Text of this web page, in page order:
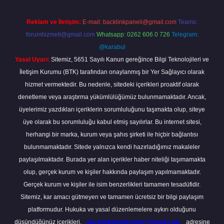
Reklam ve İletişim: E-mail: backlinkpaneli@gmail.com Teams:
forumhizmeti@gmail.com Whatsapp: 0262 606 0 726 Telegram:
@karabul
Yasal Uyarı: Sitemiz, 5651 Sayılı Kanun gereğince Bilgi Teknolojileri ve
İletişim Kurumu (BTK) tarafından onaylanmış bir Yer Sağlayıcı olarak
hizmet vermektedir. Bu nedenle, sitedeki içerikleri proaktif olarak
denetleme veya araştırma yükümlülüğümüz bulunmamaktadır. Ancak,
üyelerimiz yazdıkları içeriklerin sorumluluğunu taşımakta olup, siteye
üye olarak bu sorumluluğu kabul etmiş sayılırlar. Bu internet sitesi,
herhangi bir marka, kurum veya şahıs şirketi ile hiçbir bağlantısı
bulunmamaktadır. Sitede yalnızca kendi hazırladığımız makaleler
paylaşılmaktadır. Burada yer alan içerikler haber niteliği taşımamakta
olup, gerçek kurum ve kişiler hakkında paylaşım yapılmamaktadır.
Gerçek kurum ve kişiler ile isim benzerlikleri tamamen tesadüfidir.
Sitemiz, kar amacı gütmeyen ve tamamen ücretsiz bir bilgi paylaşım
platformudur. Hukuka ve yasal düzenlemelere aykırı olduğunu
düşündüğünüz içerikleri,
backlinkpanelicomtr@gmail.com adresine